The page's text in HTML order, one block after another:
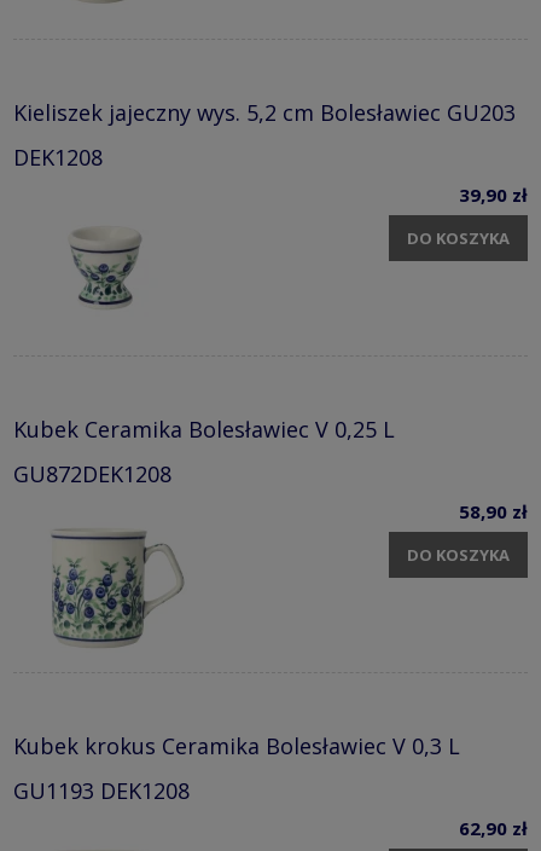
Kieliszek jajeczny wys. 5,2 cm Bolesławiec GU203
DEK1208
39,90 zł
DO KOSZYKA
Kubek Ceramika Bolesławiec V 0,25 L
GU872DEK1208
58,90 zł
DO KOSZYKA
Kubek krokus Ceramika Bolesławiec V 0,3 L
GU1193 DEK1208
62,90 zł